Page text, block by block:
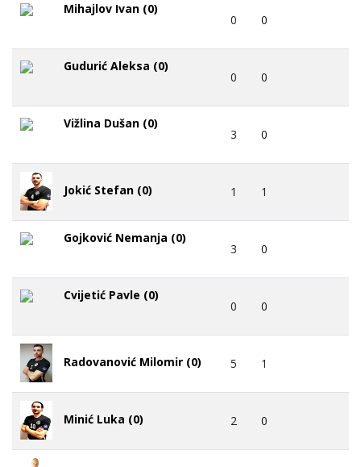
Mihajlov Ivan (0)
0 0
Gudurić Aleksa (0)
0 0
Vižlina Dušan (0)
3 0
Jokić Stefan (0) 1 1
Gojković Nemanja (0)
3 0
Cvijetić Pavle (0)
0 0
Radovanović Milomir (0) 5 1
Minić Luka (0) 2 0